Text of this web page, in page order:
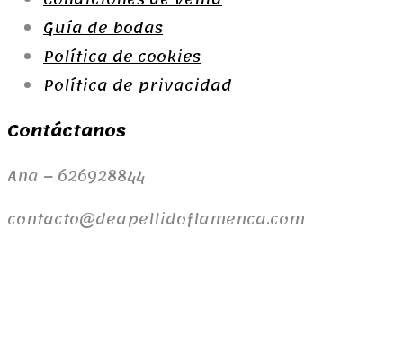
Guía de bodas
Política de cookies
Política de privacidad
Contáctanos
Ana – 626928844
contacto@deapellidoflamenca.com